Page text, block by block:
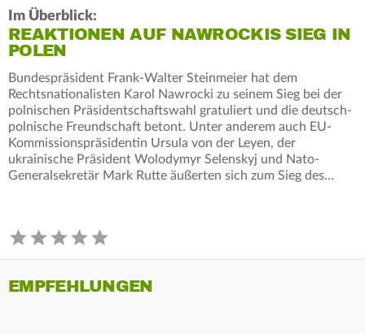
Im Überblick:
REAKTIONEN AUF NAWROCKIS SIEG IN
POLEN
Bundespräsident Frank-Walter Steinmeier hat dem
Rechtsnationalisten Karol Nawrocki zu seinem Sieg bei der
polnischen Präsidentschaftswahl gratuliert und die deutsch-
polnische Freundschaft betont. Unter anderem auch EU-
Kommissionspräsidentin Ursula von der Leyen, der
ukrainische Präsident Wolodymyr Selenskyj und Nato-
Generalsekretär Mark Rutte äußerten sich zum Sieg des…
EMPFEHLUNGEN